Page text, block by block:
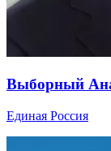
Выборный
Единая Россия